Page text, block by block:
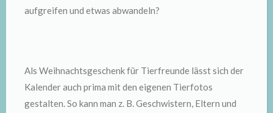
aufgreifen und etwas abwandeln?
Als Weihnachtsgeschenk für Tierfreunde lässt sich der
Kalender auch prima mit den eigenen Tierfotos
gestalten. So kann man z. B. Geschwistern, Eltern und